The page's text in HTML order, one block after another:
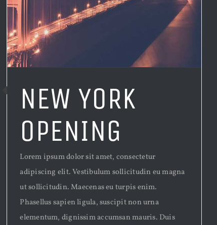
NEW YORK
OPENING
Lorem ipsum dolor sit amet, consectetur
adipiscing elit. Vestibulum sollicitudin eu magna
ut sollicitudin. Maecenas eu turpis enim.
Phasellus sapien ligula, suscipit non urna
elementum, dignissim accumsan mauris. Duis